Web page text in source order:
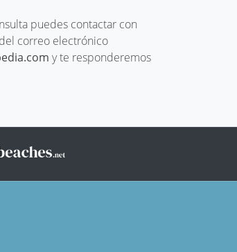
puedes contactar con
correo electrónico
y te responderemos